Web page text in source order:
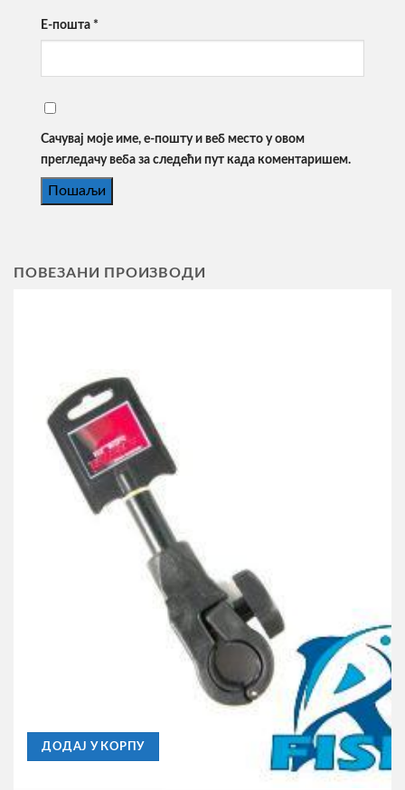
Е-пошта *
Сачувај моје име, е-пошту и веб место у овом
прегледачу веба за следећи пут када коментаришем.
ПОВЕЗАНИ ПРОИЗВОДИ
ДОДАЈ У КОРПУ